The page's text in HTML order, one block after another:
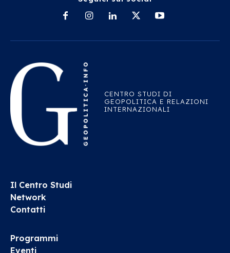
CENTRO STUDI DI
GEOPOLITICA E RELAZIONI
INTERNAZIONALI
Il Centro Studi
Network
Contatti
Programmi
Eventi